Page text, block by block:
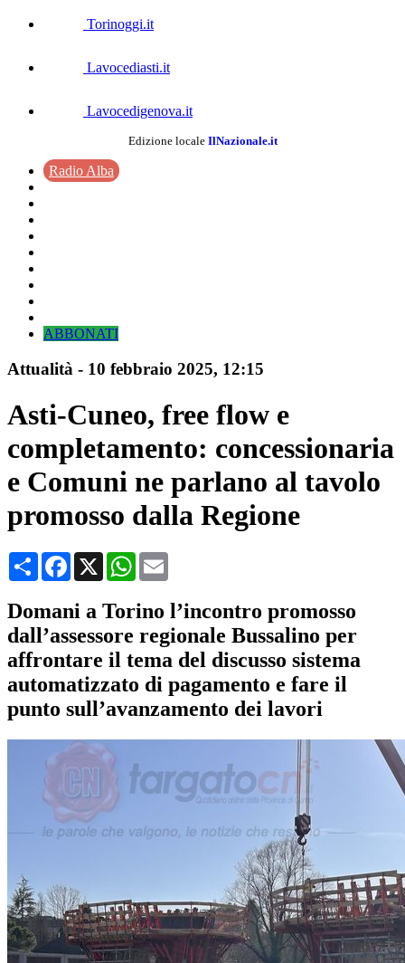
Torinoggi.it
Lavocediasti.it
Lavocedigenova.it
Edizione locale IlNazionale.it
Radio Alba
ABBONATI
Attualità - 10 febbraio 2025, 12:15
Asti-Cuneo, free flow e
completamento: concessionaria
e Comuni ne parlano al tavolo
promosso dalla Regione
CondividiFacebook
X WhatsApp
Domani a Torino l’incontro promosso
dall’assessore regionale Bussalino per
affrontare il tema del discusso sistema
automatizzato di pagamento e fare il
punto sull’avanzamento dei lavori